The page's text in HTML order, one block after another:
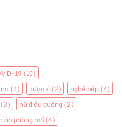
19 (10)
(2) dược sĩ(2) nghề bếp (4)
(3) nữ điều dưỡng (2)
áo phòng mổ (4)